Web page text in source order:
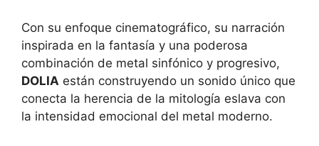
Con su enfoque cinematográfico, su narración
inspirada en la fantasía y una poderosa
combinación de metal sinfónico y progresivo,
DOLIA están construyendo un sonido único que
conecta la herencia de la mitología eslava con
la intensidad emocional del metal moderno.